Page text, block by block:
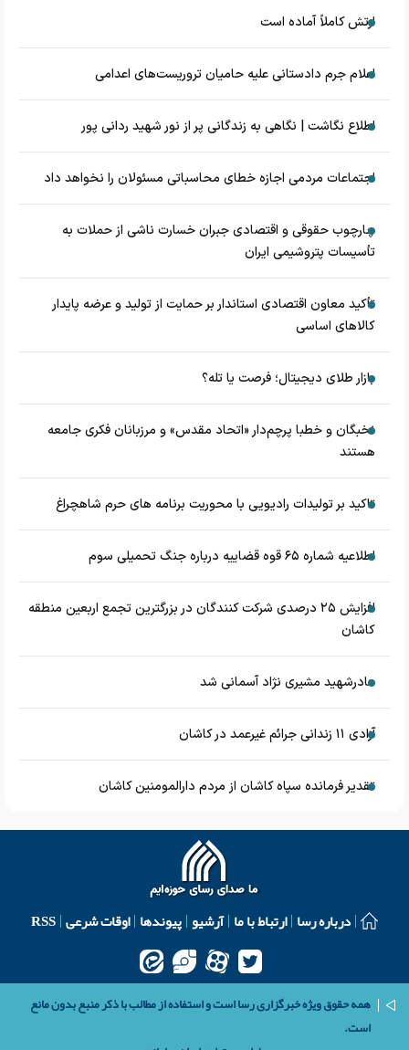
ارتش کاملاً آماده است
اعلام جرم دادستانی علیه حامیان تروریست‌های اعدامی
اطلاع نگاشت | نگاهی به زندگانی پر از نور شهید ردانی پور
اجتماعات مردمی اجازه خطای محاسباتی مسئولان را نخواهد داد
چارچوب حقوقی و اقتصادی جبران خسارت ناشی از حملات به
تأسیسات پتروشیمی ایران
تأکید معاون اقتصادی استاندار بر حمایت از تولید و عرضه پایدار
کالاهای اساسی
بازار طلای دیجیتال؛ فرصت یا تله؟
نخبگان و خطبا پرچم‌دار «اتحاد مقدس» و مرزبانان فکری جامعه
هستند
تاکید بر تولیدات رادیویی با محوریت برنامه های حرم شاهچراغ
اطلاعیه شماره ۶۵ قوه قضاییه درباره جنگ تحمیلی سوم
افزایش ۲۵ درصدی شرکت کنندگان در بزرگترین تجمع اربعین منطقه
کاشان
مادرشهید مشیری نژاد آسمانی شد
آزادی ۱۱ زندانی جرائم غیرعمد در کاشان
تقدیر فرمانده سپاه کاشان از مردم دارالمومنین کاشان
درباره رسا ارتباط با ما آرشیو پیوندها اوقات شرعی RSS
همه حقوق ویژه خبرگزاری رسا است و استفاده از مطالب با ذکر منبع بدون مانع
است.